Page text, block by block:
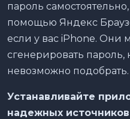
пароль
помощью Яндекс
если у вас iPhone. Они
сгенерировать пароль,
невозможно подобрать.
Устанавливайте
надежных источников